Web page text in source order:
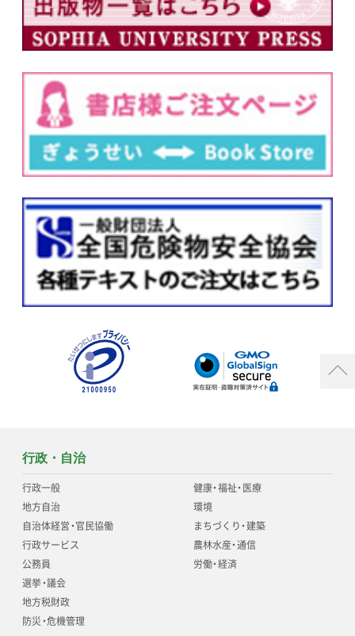
行政・自治
行政一般
地方自治
自治体経営・官民協働
行政サービス
公務員
選挙・議会
地方税財政
防災・危機管理
健康・福祉・医療
環境
まちづくり・建築
農林水産・通信
労働・経済